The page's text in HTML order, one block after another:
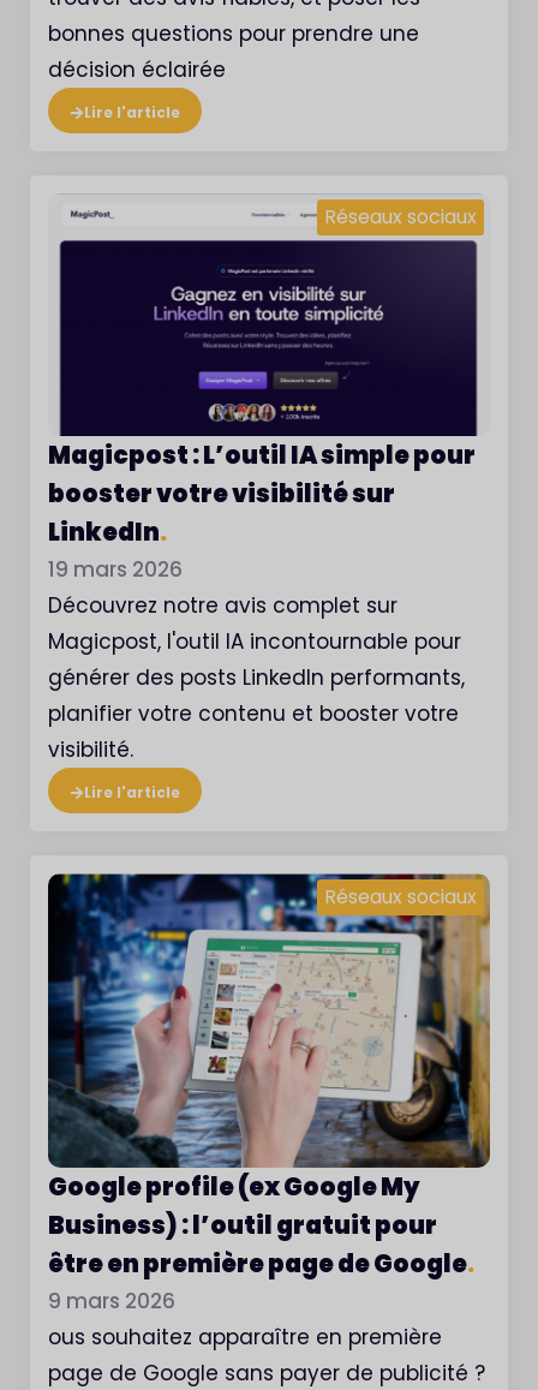
bonnes questions pour prendre une
décision éclairée
Lire l'article
Réseaux sociaux
Magicpost : L’outil IA simple pour
booster votre visibilité sur
LinkedIn.
19 mars 2026
Découvrez notre avis complet sur
Magicpost, l'outil IA incontournable pour
générer des posts LinkedIn performants,
planifier votre contenu et booster votre
visibilité.
Lire l'article
Réseaux sociaux
Google profile (ex Google My
Business) : l’outil gratuit pour
être en première page de Google.
9 mars 2026
ous souhaitez apparaître en première
page de Google sans payer de publicité ?